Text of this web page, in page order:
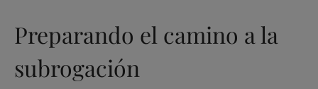
Preparando el camino a la
subrogación